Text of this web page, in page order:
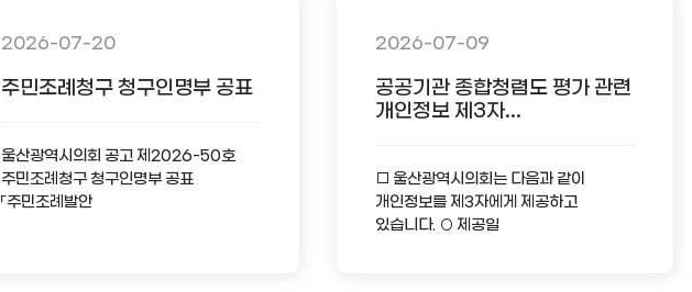
2026-07-20
주민조례청구 청구인명부 공표
울산광역시의회 공고 제2026-50호
주민조례청구 청구인명부 공표
「주민조례발안
2026-07-09
공공기관 종합청렴도 평가 관련
개인정보 제3자...
□ 울산광역시의회는 다음과 같이
개인정보를 제3자에게 제공하고
있습니다. ○ 제공일